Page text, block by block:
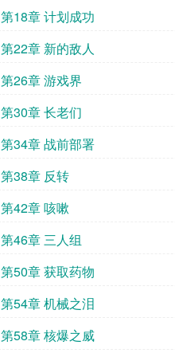
第18章 计划成功
第22章 新的敌人
第26章 游戏界
第30章 长老们
第34章 战前部署
第38章 反转
第42章 咳嗽
第46章 三人组
第50章 获取药物
第54章 机械之泪
第58章 核爆之威